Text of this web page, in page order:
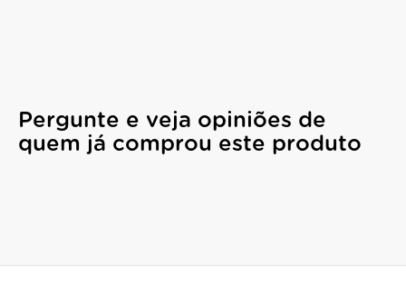
Pergunte e veja opiniões de
quem já comprou este produto